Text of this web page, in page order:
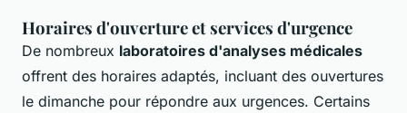
Horaires d'ouverture et services d'urgence
De nombreux laboratoires d'analyses médicales
offrent des horaires adaptés, incluant des ouvertures
le dimanche pour répondre aux urgences. Certains